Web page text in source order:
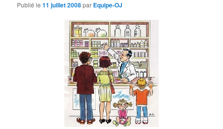
s
a
r
t
i
c
l
e
s
Publié le11 juillet 2008par Equipe-OJ